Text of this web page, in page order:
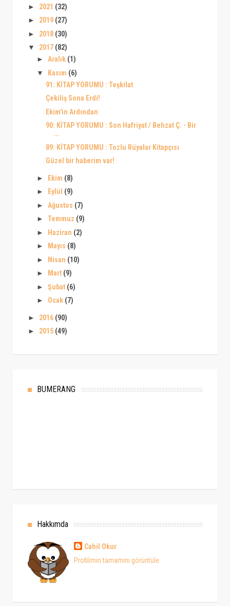
► 2021 (32)
► 2019 (27)
► 2018 (30)
▼ 2017 (82)
► Aralık (1)
▼ Kasım (6)
91: KİTAP YORUMU : Teşkilat
Çekiliş Sona Erdi!
Ekim'in Ardından
90: KİTAP YORUMU : Son Hafriyat / Behzat Ç. - Bir
...
89: KİTAP YORUMU : Tozlu Rüyalar Kitapçısı
Güzel bir haberim var!
► Ekim (8)
►
Eylül (9)
► Ağustos (7)
► Temmuz (9)
► Haziran (2)
►
Mayıs (8)
► Nisan (10)
►
Mart (9)
► Şubat (6)
► Ocak (7)
► 2016 (90)
► 2015 (49)
BUMERANG
Hakkımda
Cahil Okur
Profilimin tamamını görüntüle